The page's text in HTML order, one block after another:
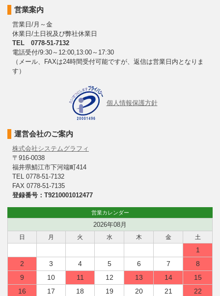
営業案内
営業日/月～金
休業日/土日祝及び弊社休業日
TEL 0778-51-7132
電話受付/9:30～12:00,13:00～17:30
（メール、FAXは24時間受付可能ですが、返信は営業日内となりま
す）
個人情報保護方針
運営会社のご案内
株式会社システムグラフィ
〒916-0038
福井県鯖江市下河端町414
TEL 0778-51-7132
FAX 0778-51-7135
登録番号：T9210001012477
営業カレンダー
2026年08月
日 月 火 水 木 金 土
1
2
3 4 5 6 7
8
9
10 11 12 13 14
15
16
17 18 19 20 21
22